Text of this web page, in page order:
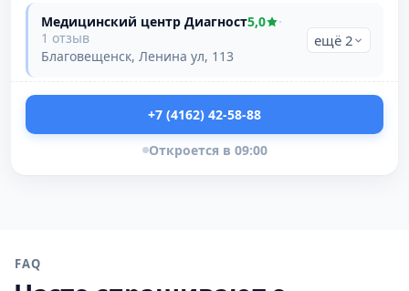
Медицинский центр Диагност5,0
·
1 отзыв
Благовещенск, Ленина ул, 113
ещё 2
+7 (4162) 42-58-88
Откроется в 09:00
FAQ